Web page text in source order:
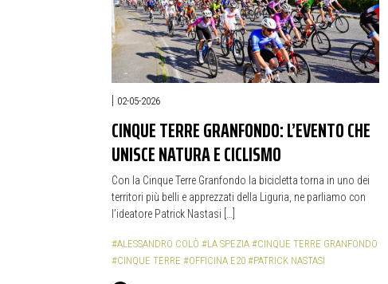
| 02-05-2026
CINQUE TERRE GRANFONDO: L’EVENTO CHE
UNISCE NATURA E CICLISMO
Con la Cinque Terre Granfondo la bicicletta torna in uno dei
territori più belli e apprezzati della Liguria, ne parliamo con
l’ideatore Patrick Nastasi […]
#ALESSANDRO COLÒ #LA SPEZIA #CINQUE TERRE GRANFONDO
#CINQUE TERRE #OFFICINA E20 #PATRICK NASTASI